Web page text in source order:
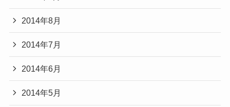
2014年8月
2014年7月
2014年6月
2014年5月